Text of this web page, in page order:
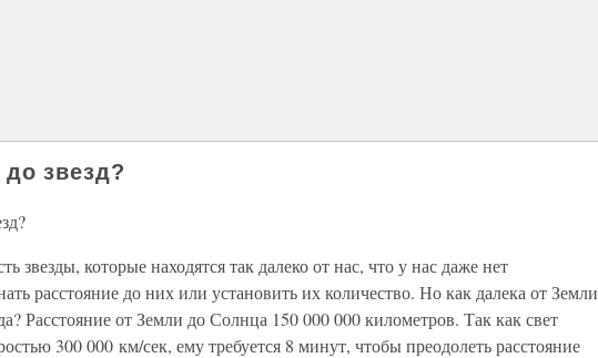
звезд?
звезды, которые находятся так далеко от нас, что у нас даже нет
расстояние до них или установить их количество. Но как далека от Земли
Расстояние от Земли до Солнца 150 000 000 километров. Так как свет
300 000 км/сек, ему требуется 8 минут, чтобы преодолеть расстояние